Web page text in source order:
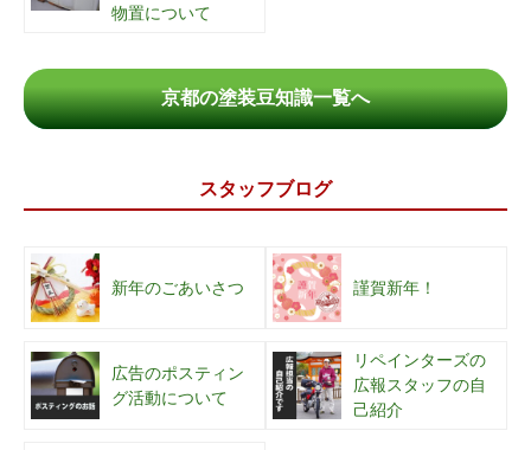
物置について
京都の塗装豆知識一覧へ
スタッフブログ
新年のごあいさつ 謹賀新年！
広告のポスティン
グ活動について
リペインターズの
広報スタッフの自
己紹介